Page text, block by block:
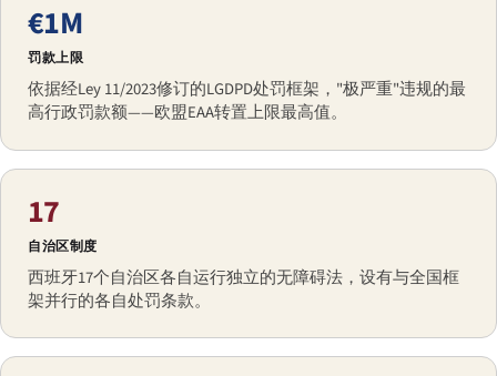
€1M
罚款上限
依据经Ley 11/2023修订的LGDPD处罚框架，"极严重"违规的最
高行政罚款额——欧盟EAA转置上限最高值。
17
自治区制度
西班牙17个自治区各自运行独立的无障碍法，设有与全国框
架并行的各自处罚条款。